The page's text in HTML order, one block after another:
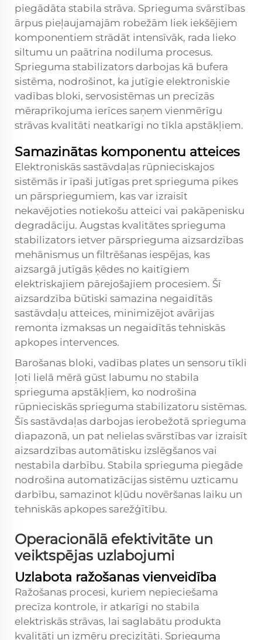
piegādāta stabila strāva. Sprieguma svārstības
ārpus pieļaujamajām robežām liek iekšējiem
komponentiem strādāt intensīvāk, rada lieko
siltumu un paātrina nodiluma procesus.
Sprieguma stabilizators darbojas kā bufera
sistēma, nodrošinot, ka jutīgie elektroniskie
vadības bloki, servosistēmas un precīzās
mēraprīkojuma ierīces saņem vienmērīgu
strāvas kvalitāti neatkarīgi no tīkla apstākļiem.
Samazinātas komponentu atteices
Elektroniskās sastāvdaļas rūpnieciskajos
sistēmās ir īpaši jutīgas pret sprieguma pikes
un pārspriegumiem, kas var izraisīt
nekavējoties notiekošu atteici vai pakāpenisku
degradāciju. Augstas kvalitātes sprieguma
stabilizators ietver pārsprieguma aizsardzības
mehānismus un filtrēšanas iespējas, kas
aizsargā jutīgās ķēdes no kaitīgiem
elektriskajiem pārejošajiem procesiem. Šī
aizsardzība būtiski samazina negaidītās
sastāvdaļu atteices, minimizējot avārijas
remonta izmaksas un negaidītās tehniskās
apkopes intervences.
Barošanas bloki, vadības plates un sensoru tīkli
ļoti lielā mērā gūst labumu no stabila
sprieguma apstākļiem, ko nodrošina
rūpnieciskās sprieguma stabilizatoru sistēmas.
Šīs sastāvdaļas darbojas ierobežotā sprieguma
diapazonā, un pat nelielas svārstības var izraisīt
aizsardzības automātisku izslēgšanos vai
nestabila darbību. Stabila sprieguma piegāde
nodrošina automatizācijas sistēmu uzticamu
darbību, samazinot kļūdu novēršanas laiku un
tehniskās apkopes sarežģītību.
Operacionālā efektivitāte un
veiktspējas uzlabojumi
Uzlabota ražošanas vienveidība
Ražošanas procesi, kuriem nepieciešama
precīza kontrole, ir atkarīgi no stabila
elektriskās strāvas, lai saglabātu produkta
kvalitāti un izmēru precizitāti. Sprieguma